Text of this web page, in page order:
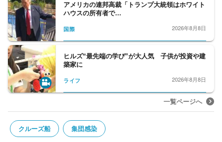
アメリカの連邦高裁「トランプ大統領はホワイト
ハウスの所有者で…
国際 2026年8月8日
ヒルズ“最先端の学び”が大人気 子供が投資や建
築家に
ライフ 2026年8月8日
一覧ページへ
クルーズ船 集団感染